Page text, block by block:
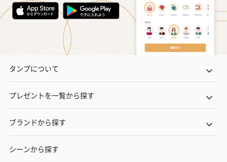
タンプについて
プレゼントを一覧から探す
ブランドから探す
シーンから探す